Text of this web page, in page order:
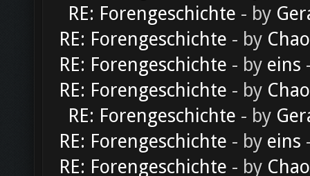
RE: Forengeschichte - by
RE: Forengeschichte - by
RE: Forengeschichte - by eins
RE: Forengeschichte - by
RE: Forengeschichte - by
RE: Forengeschichte - by eins
RE: Forengeschichte - by